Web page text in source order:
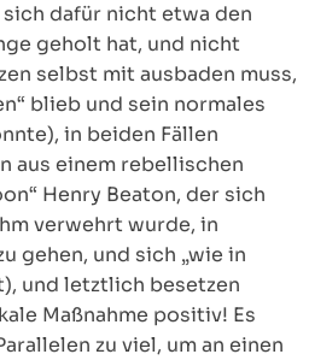
dafür nicht etwa den
geholt hat, und nicht
selbst mit ausbaden muss,
blieb und sein normales
in beiden Fällen
aus einem rebellischen
Henry Beaton, der sich
verwehrt wurde, in
gehen, und sich „wie in
und letztlich besetzen
Maßnahme positiv! Es
zu viel, um an einen